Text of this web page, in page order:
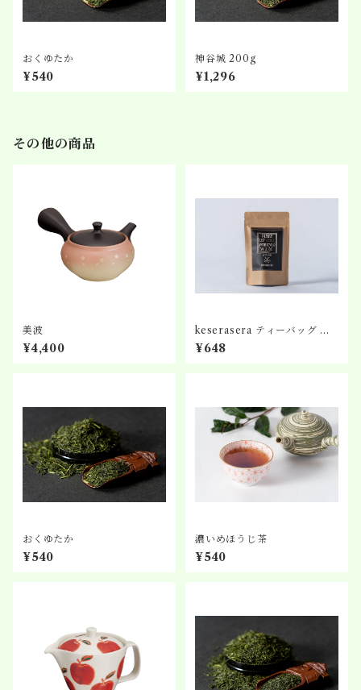
おくゆたか
¥540
神谷城 200g
¥1,296
その他の商品
美波
¥4,400
keserasera ティーバッグ N
o.5 ほうじ茶
¥648
おくゆたか
¥540
濃いめほうじ茶
¥540